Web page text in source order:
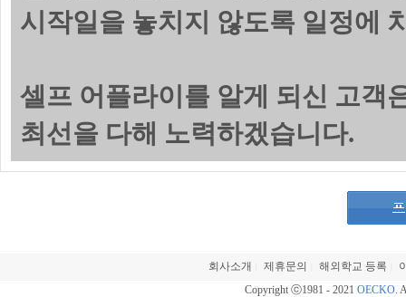
시작일을 놓치지 않도록 일정에
셀프 어플라이를 알게 되신 고객
최선을 다해 노력하겠습니다.
회사소개 제휴문의 해외학교 등록
Copyright ⓒ1981 - 2021 OECKO.